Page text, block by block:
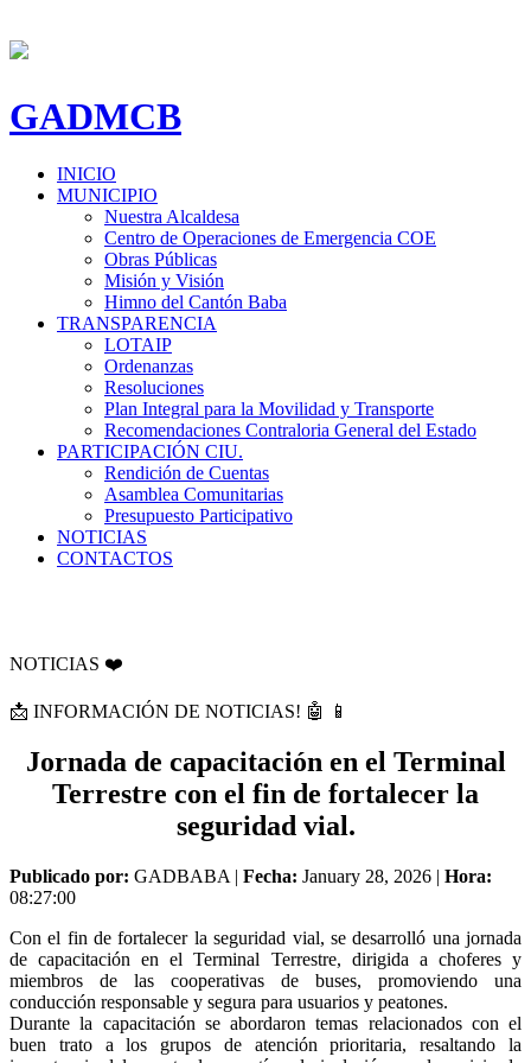
GADMCB
INICIO
MUNICIPIO
Nuestra Alcaldesa
Centro de Operaciones de Emergencia COE
Obras Públicas
Misión y Visión
Himno del Cantón Baba
TRANSPARENCIA
LOTAIP
Ordenanzas
Resoluciones
Plan Integral para la Movilidad y Transporte
Recomendaciones Contraloria General del Estado
PARTICIPACIÓN CIU.
Rendición de Cuentas
Asamblea Comunitarias
Presupuesto Participativo
NOTICIAS
CONTACTOS
NOTICIAS ❤️
📩 INFORMACIÓN DE NOTICIAS! 🤖 📱
Jornada de capacitación en el Terminal
Terrestre con el fin de fortalecer la
seguridad vial.
Publicado por: GADBABA | Fecha: January 28, 2026 | Hora:
08:27:00
Con el fin de fortalecer la seguridad vial, se desarrolló una jornada
de capacitación en el Terminal Terrestre, dirigida a choferes y
miembros de las cooperativas de buses, promoviendo una
conducción responsable y segura para usuarios y peatones.
Durante la capacitación se abordaron temas relacionados con el
buen trato a los grupos de atención prioritaria, resaltando la